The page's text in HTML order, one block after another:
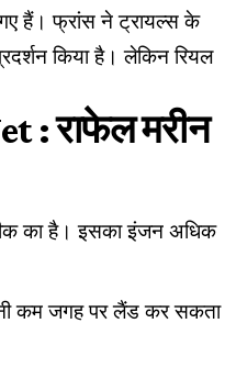
हैं। फ्रांस ने ट्रायल्स के
किया है। लेकिन रियल
: राफेल मरीन
का है। इसका इंजन अधिक
कम जगह पर लैंड कर सकता